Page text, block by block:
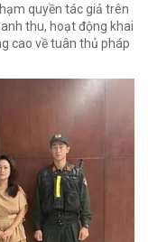
quyền tác giả trên
thu, hoạt động khai
cao về tuân thủ pháp